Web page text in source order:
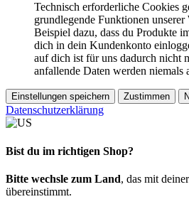
Technisch erforderliche Cookies
grundlegende Funktionen unserer
Beispiel dazu, dass du Produkte
dich in dein Kundenkonto
auf dich ist für uns dadurch nicht
anfallende Daten werden niemals
Einstellungen speichern Zustimmen
Datenschutzerklärung
Bist du im richtigen Shop?
Bitte wechsle zum Land, das mit
übereinstimmt.